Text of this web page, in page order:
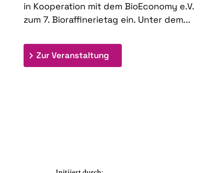
in Kooperation mit dem BioEconomy e.V.
zum 7. Bioraffinerietag ein. Unter dem...
Zur Veranstaltung